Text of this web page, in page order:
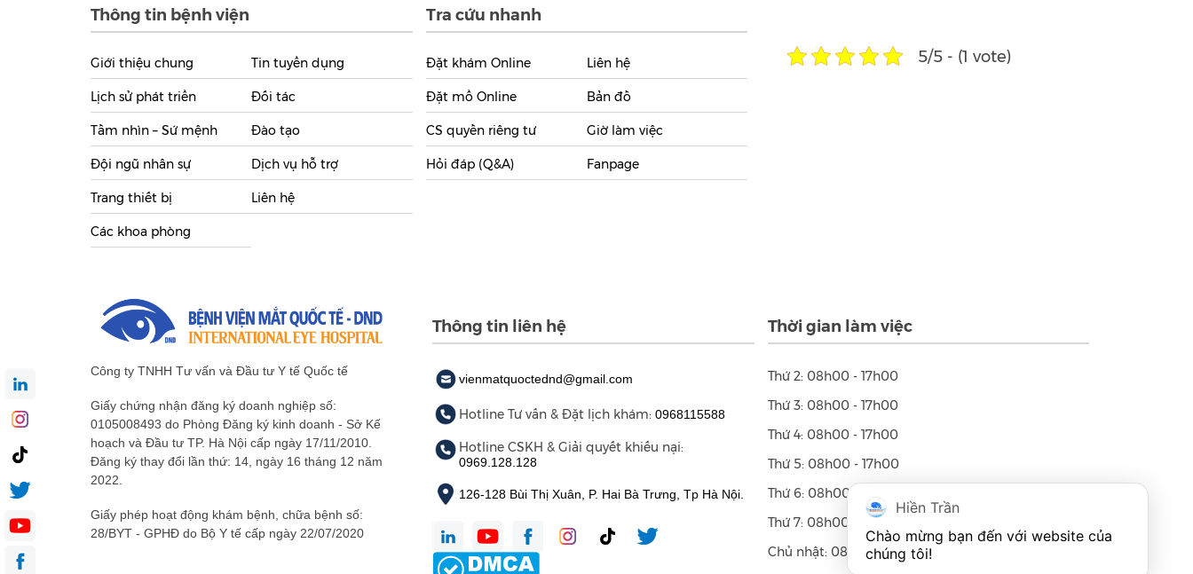
Thông tin bệnh viện
Giới thiệu chung
Lịch sử phát triển
Tầm nhìn – Sứ mệnh
Đội ngũ nhân sự
Trang thiết bị
Các khoa phòng
Tin tuyển dụng
Đối tác
Đào tạo
Dịch vụ hỗ trợ
Liên hệ
Tra cứu nhanh
Đặt khám Online
Đặt mổ Online
CS quyền riêng tư
Hỏi đáp (Q&A)
Liên hệ
Bản đồ
Giờ làm việc
Fanpage
5/5 - (1 vote)
Công ty TNHH Tư vấn và Đầu tư Y tế Quốc tế
Giấy chứng nhận đăng ký doanh nghiệp số:
0105008493 do Phòng Đăng ký kinh doanh - Sở Kế
hoạch và Đầu tư TP. Hà Nội cấp ngày 17/11/2010.
Đăng ký thay đổi lần thứ: 14, ngày 16 tháng 12 năm
2022.
Giấy phép hoạt động khám bệnh, chữa bệnh số:
28/BYT - GPHĐ do Bộ Y tế cấp ngày 22/07/2020
Thông tin liên hệ
vienmatquoctednd@gmail.com
Hotline Tư vấn & Đặt lịch khám: 0968115588
Hotline CSKH & Giải quyết khiếu nại:
0969.128.128
126-128 Bùi Thị Xuân, P. Hai Bà Trưng, Tp Hà Nội.
Thời gian làm việc
Thứ 2: 08h00 - 17h00
Thứ 3: 08h00 - 17h00
Thứ 4: 08h00 - 17h00
Thứ 5: 08h00 - 17h00
Thứ 6: 08h00 - 17h00
Thứ 7: 08h00 - 17h00
Chủ nhật: 08h00 - 12h00
Hiền Trần
Chào mừng bạn đến với website của
chúng tôi!